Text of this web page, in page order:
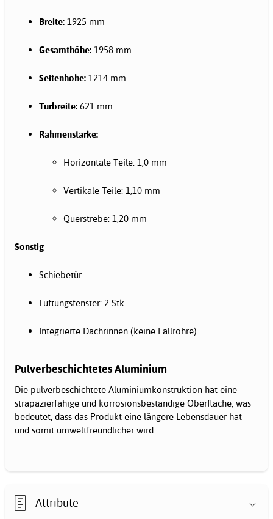
Breite: 1925 mm
Gesamthöhe: 1958 mm
Seitenhöhe: 1214 mm
Türbreite: 621 mm
Rahmenstärke:
Horizontale Teile: 1,0 mm
Vertikale Teile: 1,10 mm
Querstrebe: 1,20 mm
Sonstig
Schiebetür
Lüftungsfenster: 2 Stk
Integrierte Dachrinnen (keine Fallrohre)
Pulverbeschichtetes Aluminium
Die pulverbeschichtete Aluminiumkonstruktion hat eine
strapazierfähige und korrosionsbeständige Oberfläche, was
bedeutet, dass das Produkt eine längere Lebensdauer hat
und somit umweltfreundlicher wird.
Attribute